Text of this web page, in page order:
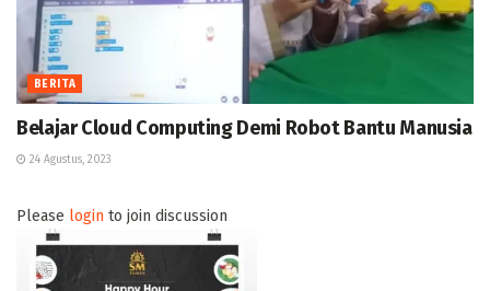
BERITA
Belajar Cloud Computing Demi Robot Bantu Manusia
24 Agustus, 2023
Please login to join discussion